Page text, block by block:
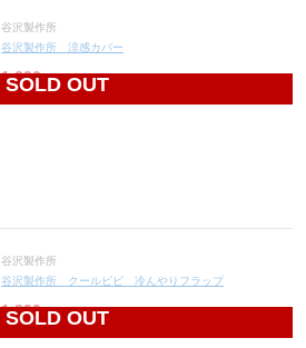
SOLD OUT
谷沢製作所
谷沢製作所 涼感カバー
1,390 円(税込1,529円)
SOLD OUT
谷沢製作所
谷沢製作所 クールビビ 冷んやりフラップ
1,890 円(税込2,079円)